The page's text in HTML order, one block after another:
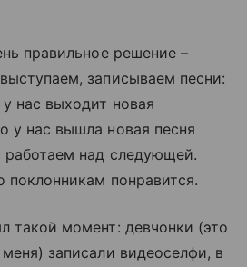
правильное решение –
записываем песни:
нас выходит новая
у нас вышла новая песня
над следующей.
поклонникам понравится.
такой момент: девчонки (это
записали видеоселфи, в